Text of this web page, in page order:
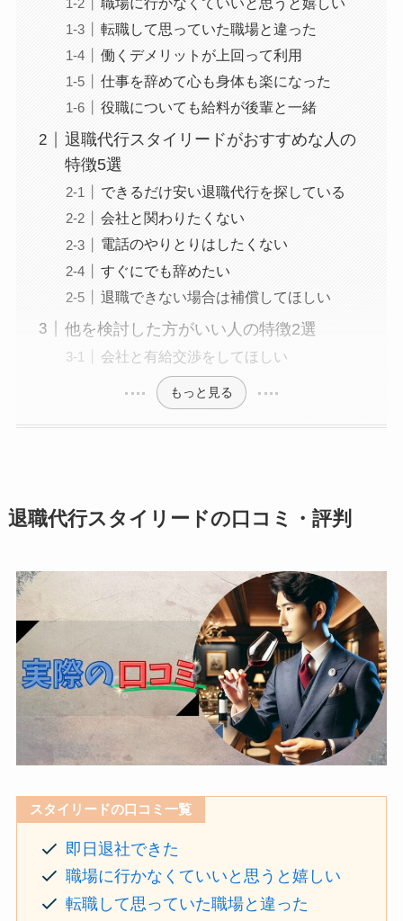
転職して思っていた職場と違った
働くデメリットが上回って利用
仕事を辞めて心も身体も楽になった
役職についても給料が後輩と一緒
退職代行スタイリードがおすすめな人の
特徴5選
できるだけ安い退職代行を探している
会社と関わりたくない
電話のやりとりはしたくない
すぐにでも辞めたい
退職できない場合は補償してほしい
他を検討した方がいい人の特徴2選
会社と有給交渉をしてほしい
もっと見る
退職代行スタイリードの口コミ・評判
スタイリードの口コミ一覧
即日退社できた
職場に行かなくていいと思うと嬉しい
転職して思っていた職場と違った